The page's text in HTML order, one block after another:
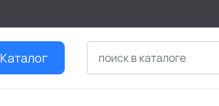
Каталог